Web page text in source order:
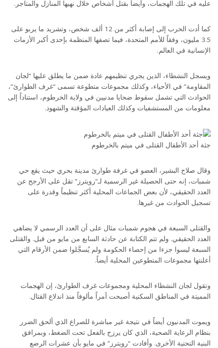
عليه في تلك الهجمات، وأيضاً بقتل أشخاص خلال نهبها المنازل والمتاجر.
كما أدت الحرب إلى إصابة أكثر من 12 ألف شخص، وتشريد ما يربو على
3.5 مليون، وفقاً للأمم المتحدة، فيما تصفها المنظمة بإحدى أكبر الأزمات
الإنسانية في العالم.
ويسجل النشطاء، الذين يجري تنظيمهم عادة ضمن ما يطلق عليها “لجان
المقاومة” في الأحياء، وكذلك مجموعات متطوعة تسمى “غرف الطوارئ”،
الحوادث التي تشمل سقوط ضحايا مدنيين في ولاية الخرطوم، استناداً إلى
معلومات من المستشفيات وكذلك العيادات المؤقتة والشهود.
جثة أحد الأطفال القتلى في ميتم بالخرطوم
وقال صلاح البشير، العضو في غرفة طوارئ مدينة بحري حيث يقع حي
شمبات، إنه حتى الحصيلة غير الرسمية لـ”رويترز” تقل على الأرجح عن
العدد الحقيقي، لأن بعض الجماعات المحلية أكثر تنظيماً وقدرة على
تسجيل الحوادث من غيرها.
والقتلى السبعة في هجوم شمبات مثال على أن العدد الرسمي لا يضاهي
العدد الحقيقي. ولم تتم الكتابة عن حادثة السابع من مايو من قبل. والقتلى
السبعة ليسوا جزءا من إحصاء الحكومة ولم يُسجَّلوا ضمن الأرقام التي
أعلنتها مجموعات المتطوعين المحلية أيضاً.
وتقول لجان النشطاء المحلية ومجموعات غرف الطوارئ، إن الهجمات
المميتة في المناطق السكنية أصبحت أمراً مألوفاً منذ اندلاع القتال.
ويموت المدنيون أيضاً في نتيجة غير مباشرة للصراع الذي ألحق الضرر
بنظام الرعاية الصحية، الذي كان يرزح بالفعل تحت الضغط، وبمرافق
البنية التحتية الأخرى. وأفادت “رويترز” في مايو بأن عشرات الرضع